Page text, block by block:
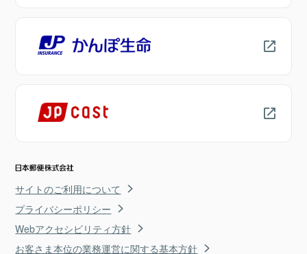
サイトのご利用について
プライバシーポリシー
Webアクセシビリティ方針
お客さま本位の業務運営に関する基本方針